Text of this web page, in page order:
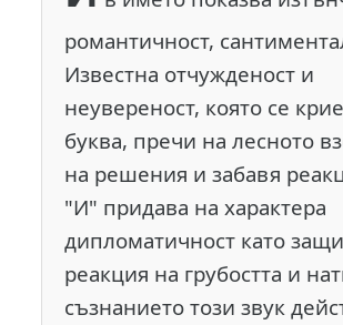
романтичност,
Известна отчужденост и
неувереност, която се
буква, пречи на лесното
на решения и забавя
"И" придава на характера
дипломатичност като
реакция на грубостта и
съзнанието този звук